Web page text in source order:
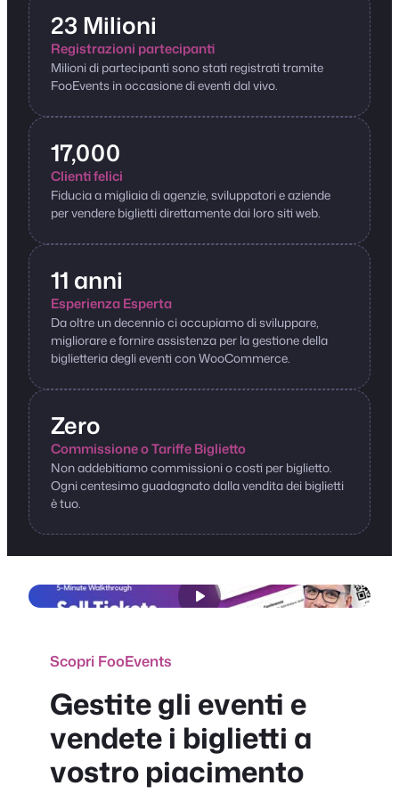
23 Milioni
Registrazioni partecipanti
Milioni di partecipanti sono stati registrati tramite
FooEvents in occasione di eventi dal vivo.
17,000
Clienti felici
Fiducia a migliaia di agenzie, sviluppatori e aziende
per vendere biglietti direttamente dai loro siti web.
11 anni
Esperienza Esperta
Da oltre un decennio ci occupiamo di sviluppare,
migliorare e fornire assistenza per la gestione della
biglietteria degli eventi con WooCommerce.
Zero
Commissione o Tariffe Biglietto
Non addebitiamo commissioni o costi per biglietto.
Ogni centesimo guadagnato dalla vendita dei biglietti
è tuo.
Scopri FooEvents
Gestite gli eventi e
vendete i biglietti a
vostro piacimento